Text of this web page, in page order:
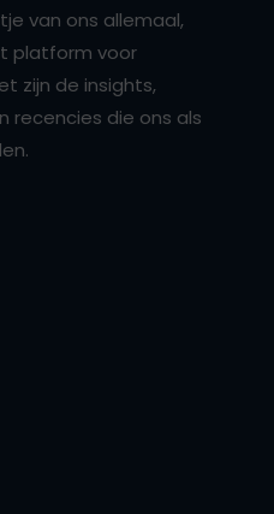
van ons allemaal,
platform voor
zijn de insights,
recencies die ons als